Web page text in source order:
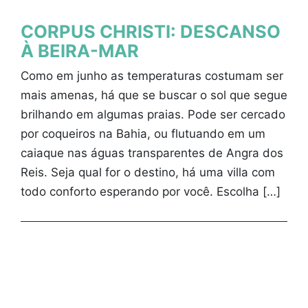
CORPUS CHRISTI: DESCANSO
À BEIRA-MAR
Como em junho as temperaturas costumam ser
mais amenas, há que se buscar o sol que segue
brilhando em algumas praias. Pode ser cercado
por coqueiros na Bahia, ou flutuando em um
caiaque nas águas transparentes de Angra dos
Reis. Seja qual for o destino, há uma villa com
todo conforto esperando por você. Escolha […]